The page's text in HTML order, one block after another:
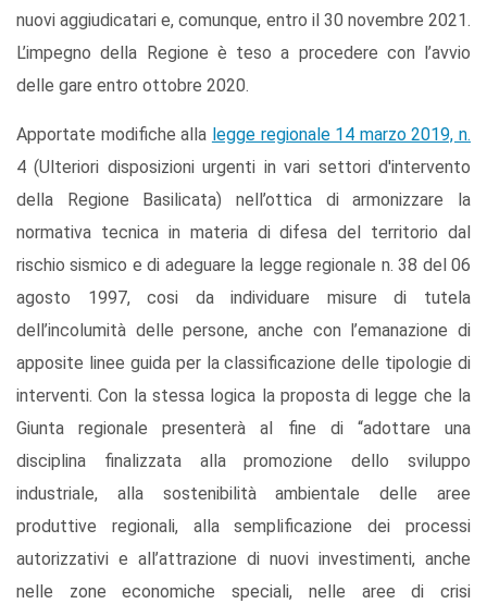
nuovi aggiudicatari e, comunque, entro il 30 novembre 2021.
L’impegno della Regione è teso a procedere con l’avvio
delle gare entro ottobre 2020.
Apportate modifiche alla legge regionale 14 marzo 2019, n.
4 (Ulteriori disposizioni urgenti in vari settori d'intervento
della Regione Basilicata) nell’ottica di armonizzare la
normativa tecnica in materia di difesa del territorio dal
rischio sismico e di adeguare la legge regionale n. 38 del 06
agosto 1997, cosi da individuare misure di tutela
dell’incolumità delle persone, anche con l’emanazione di
apposite linee guida per la classificazione delle tipologie di
interventi. Con la stessa logica la proposta di legge che la
Giunta regionale presenterà al fine di “adottare una
disciplina finalizzata alla promozione dello sviluppo
industriale, alla sostenibilità ambientale delle aree
produttive regionali, alla semplificazione dei processi
autorizzativi e all’attrazione di nuovi investimenti, anche
nelle zone economiche speciali, nelle aree di crisi